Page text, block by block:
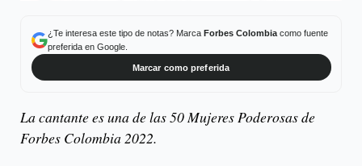
¿Te interesa este tipo de notas? Marca Forbes Colombiacomo fuente
preferida en Google.
Marcar como preferida
La cantante es una de las 50 Mujeres Poderosas de
Forbes Colombia 2022.